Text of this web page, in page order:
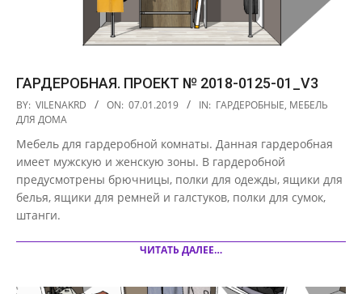
ГАРДЕРОБНАЯ. ПРОЕКТ № 2018-0125-01_V3
2019-
01-
07
BY: VILENAKRD ON: 07.01.2019 IN: ГАРДЕРОБНЫЕ, МЕБЕЛЬ
ДЛЯ ДОМА
Мебель для гардеробной комнаты. Данная гардеробная
имеет мужскую и женскую зоны. В гардеробной
предусмотрены брючницы, полки для одежды, ящики для
белья, ящики для ремней и галстуков, полки для сумок,
штанги.
ЧИТАТЬ ДАЛЕЕ…